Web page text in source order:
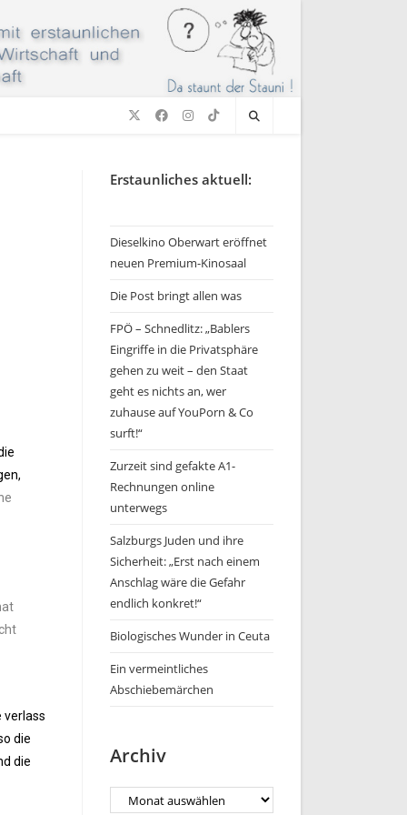
verlass
die
die
Erstaunliches aktuell:
Dieselkino Oberwart eröffnet
neuen Premium-Kinosaal
Die Post bringt allen was
FPÖ – Schnedlitz: „Bablers
Eingriffe in die Privatsphäre
gehen zu weit – den Staat
geht es nichts an, wer
zuhause auf YouPorn & Co
surft!“
Zurzeit sind gefakte A1-
Rechnungen online
unterwegs
Salzburgs Juden und ihre
Sicherheit: „Erst nach einem
Anschlag wäre die Gefahr
endlich konkret!“
Biologisches Wunder in Ceuta
Ein vermeintliches
Abschiebemärchen
Archiv